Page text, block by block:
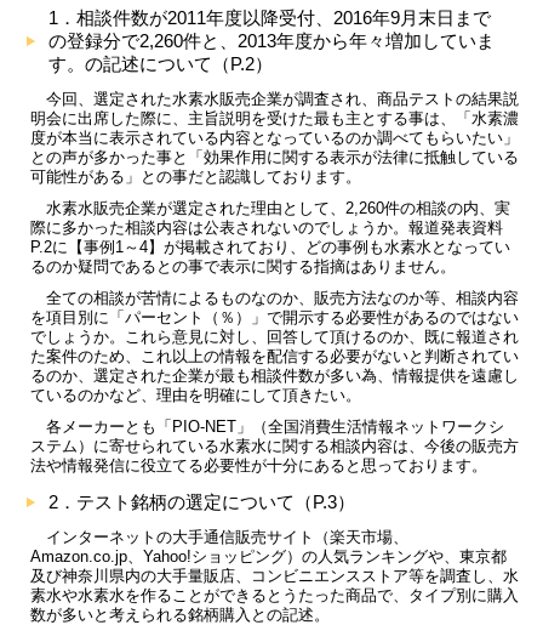
1．相談件数が2011年度以降受付、2016年9月末日まで
の登録分で2,260件と、2013年度から年々増加していま
す。の記述について（P.2）
今回、選定された水素水販売企業が調査され、商品テストの結果説
明会に出席した際に、主旨説明を受けた最も主とする事は、「水素濃
度が本当に表示されている内容となっているのか調べてもらいたい」
との声が多かった事と「効果作用に関する表示が法律に抵触している
可能性がある」との事だと認識しております。
水素水販売企業が選定された理由として、2,260件の相談の内、実
際に多かった相談内容は公表されないのでしょうか。報道発表資料
P.2に【事例1～4】が掲載されており、どの事例も水素水となってい
るのか疑問であるとの事で表示に関する指摘はありません。
全ての相談が苦情によるものなのか、販売方法なのか等、相談内容
を項目別に「パーセント（％）」で開示する必要性があるのではない
でしょうか。これら意見に対し、回答して頂けるのか、既に報道され
た案件のため、これ以上の情報を配信する必要がないと判断されてい
るのか、選定された企業が最も相談件数が多い為、情報提供を遠慮し
ているのかなど、理由を明確にして頂きたい。
各メーカーとも「PIO-NET」（全国消費生活情報ネットワークシ
ステム）に寄せられている水素水に関する相談内容は、今後の販売方
法や情報発信に役立てる必要性が十分にあると思っております。
2．テスト銘柄の選定について（P.3）
インターネットの大手通信販売サイト（楽天市場、
Amazon.co.jp、Yahoo!ショッピング）の人気ランキングや、東京都
及び神奈川県内の大手量販店、コンビニエンスストア等を調査し、水
素水や水素水を作ることができるとうたった商品で、タイプ別に購入
数が多いと考えられる銘柄購入との記述。